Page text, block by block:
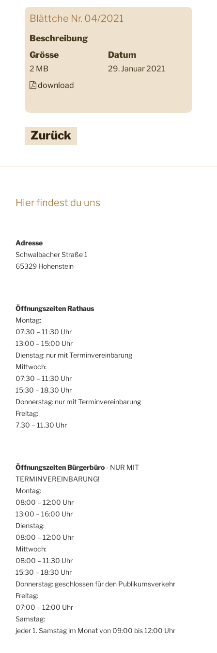
Blättche Nr. 04/2021
Beschreibung
Grösse
2 MB
Datum
29. Januar 2021
download
Zurück
Hier findest du uns
Adresse
Schwalbacher Straße 1
65329 Hohenstein
Öffnungszeiten Rathaus
Montag:
07:30 – 11:30 Uhr
13:00 – 15:00 Uhr
Dienstag: nur mit Terminvereinbarung
Mittwoch:
07:30 – 11:30 Uhr
15:30 – 18.30 Uhr
Donnerstag: nur mit Terminvereinbarung
Freitag:
7.30 – 11.30 Uhr
Öffnungszeiten Bürgerbüro - NUR MIT
TERMINVEREINBARUNG!
Montag:
08:00 – 12:00 Uhr
13:00 – 16:00 Uhr
Dienstag:
08:00 – 12:00 Uhr
Mittwoch:
08:00 – 11:30 Uhr
15:30 – 18:30 Uhr
Donnerstag: geschlossen für den Publikumsverkehr
Freitag:
07:00 – 12:00 Uhr
Samstag:
jeder 1. Samstag im Monat von 09:00 bis 12:00 Uhr